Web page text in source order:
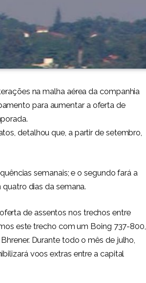
na malha aérea da companhia
para aumentar a oferta de
detalhou que, a partir de setembro,
semanais; e o segundo fará a
dias da semana.
de assentos nos trechos entre
este trecho com um Boing 737-800,
Durante todo o mês de julho,
voos extras entre a capital